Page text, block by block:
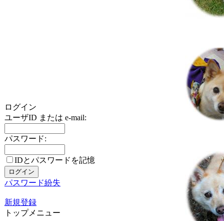
ログイン
ユーザID または e-mail:
パスワード:
IDとパスワードを記憶
パスワード紛失
新規登録
トップメニュー